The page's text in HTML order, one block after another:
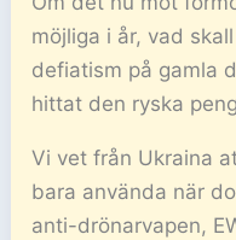
möjliga i år, vad
defiatism på gamla
hittat den ryska
Vi vet från Ukraina
bara använda när
anti-drönarvapen,